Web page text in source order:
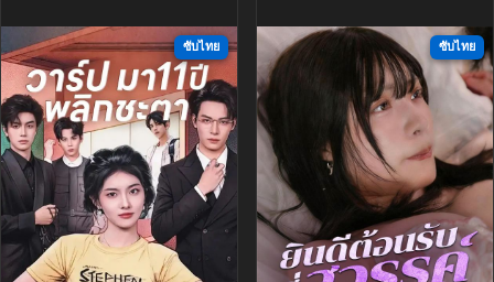
ซับไทย ซับไทย